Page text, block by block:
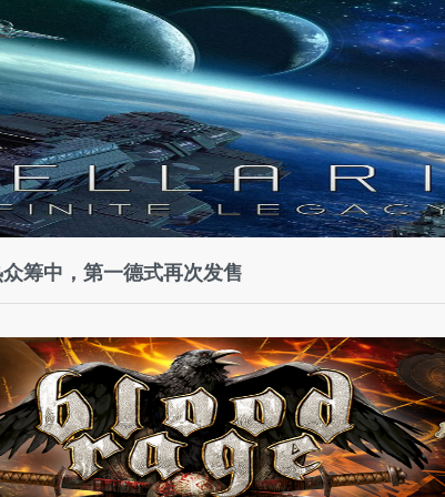
筹中，第一德式再次发售